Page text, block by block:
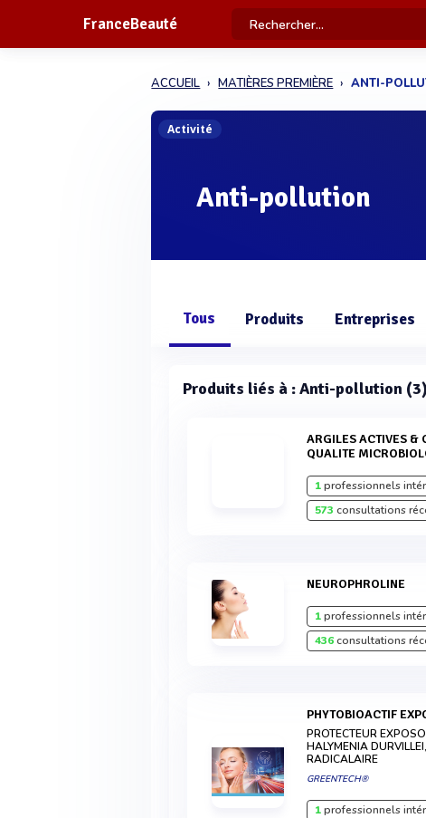
FranceBeauté
ACCUEIL MATIÈRES PREMIÈRE ANTI-
Activité
Anti-pollution
Tous Produits Entreprises
Produits liés à : Anti-pollution (3)
ARGILES ACTIVES & COLOREES ECOCERT - HAUTE
QUALITE
1professionnels
573 consultations
NEUROPHROLINE
1professionnels
436consultations
PHYTOBIOACTIF
PROTECTEUR
HALYMENIA
RADICALAIRE
GREENTECH®
1professionnels